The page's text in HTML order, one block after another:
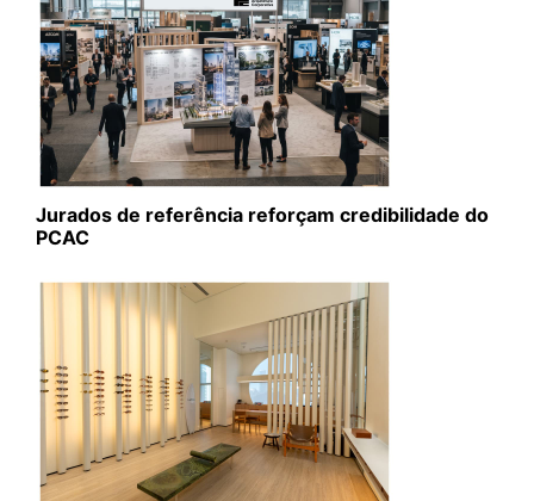
Jurados de referência reforçam credibilidade do
PCAC